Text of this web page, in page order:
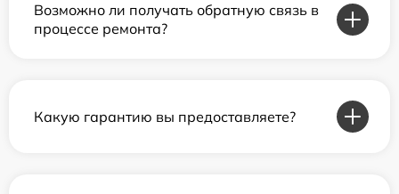
Возможно ли получать обратную связь в
процессе ремонта?
Какую гарантию вы предоставляете?